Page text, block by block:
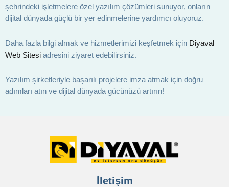
şehrindeki işletmelere özel yazılım çözümleri sunuyor, onların
dijital dünyada güçlü bir yer edinmelerine yardımcı oluyoruz.
Daha fazla bilgi almak ve hizmetlerimizi keşfetmek için Diyaval
Web Sitesi adresini ziyaret edebilirsiniz.
Yazılım şirketleriyle başarılı projelere imza atmak için doğru
adımları atın ve dijital dünyada gücünüzü artırın!
İletişim